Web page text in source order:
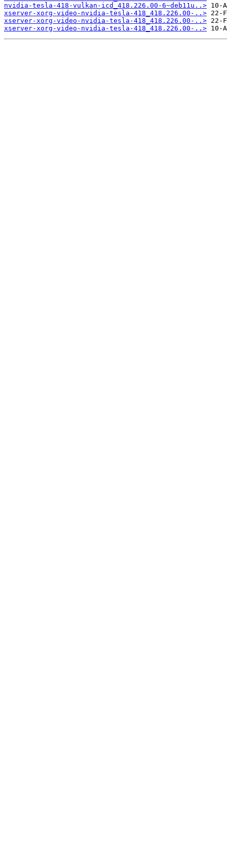
nvidia-tesla-418-vulkan-icd_418.226.00-6~deb11u..>
xserver-xorg-video-nvidia-tesla-418_418.226.00-..>
xserver-xorg-video-nvidia-tesla-418_418.226.00-..>
xserver-xorg-video-nvidia-tesla-418_418.226.00-..>